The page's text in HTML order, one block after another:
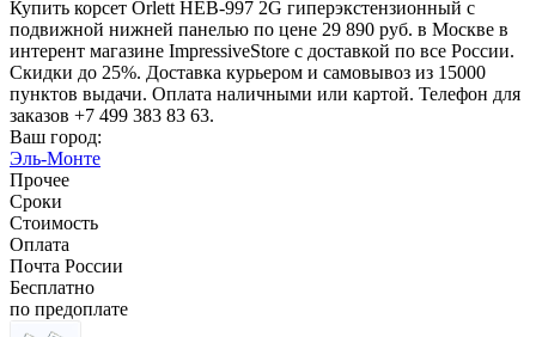
Купить корсет Orlett HEB-997 2G гиперэкстензионный с
подвижной нижней панелью по цене 29 890 руб. в Москве в
интерент магазине ImpressiveStore с доставкой по все России.
Скидки до 25%. Доставка курьером и самовывоз из 15000
пунктов выдачи. Оплата наличными или картой. Телефон для
заказов +7 499 383 83 63.
Ваш город:
Эль-Монте
Прочее
Сроки
Стоимость
Оплата
Почта России
Бесплатно
по предоплате